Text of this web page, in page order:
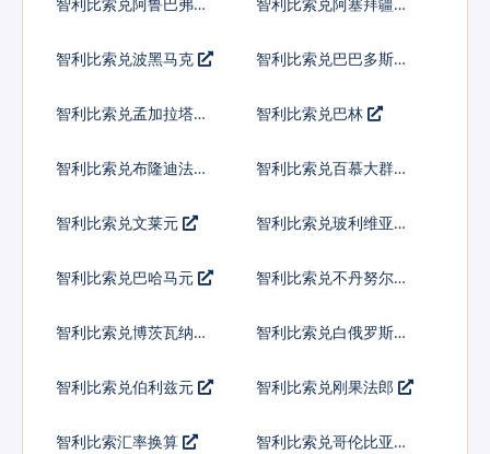
智利比索兑波黑马克 智利比索兑巴巴多斯元
智利比索兑孟加拉塔卡 智利比索兑巴林
智利比索兑布隆迪法郎
智利比索兑百慕大群岛
智利比索兑文莱元 智利比索兑玻利维亚诺
智利比索兑巴哈马元
智利比索兑不丹努尔特
智利比索兑博茨瓦纳普
智利比索兑白俄罗斯卢
智利比索兑伯利兹元 智利比索兑刚果法郎
智利比索汇率换算
智利比索兑哥伦比亚比